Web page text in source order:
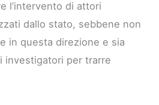
l’intervento di attori
dallo stato, sebbene non
in questa direzione e sia
investigatori per trarre